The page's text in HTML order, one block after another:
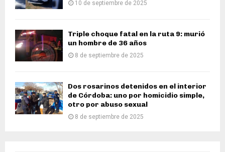
10 de septiembre de 2025
Triple choque fatal en la ruta 9: murió
un hombre de 36 años
8 de septiembre de 2025
Dos rosarinos detenidos en el interior
de Córdoba: uno por homicidio simple,
otro por abuso sexual
8 de septiembre de 2025